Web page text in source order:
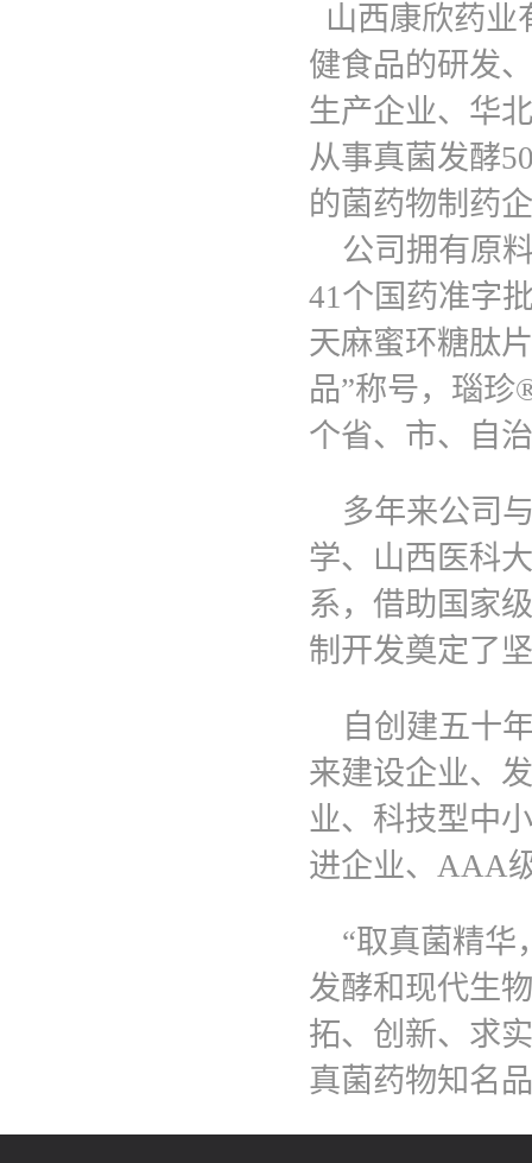
山西康欣药业
健食品的研发
生产企业、华
从事真菌发酵
的菌药物制药
公司拥有原
41个国药准字
天麻蜜环糖肽
品”称号，瑙
个省、市、自
多年来公司
学、山西医科
系，借助国家
制开发奠定了
自创建五十年
来建设企业、
业、科技型中
进企业、AAA
“取真菌精华
发酵和现代生
拓、创新、求
真菌药物知名